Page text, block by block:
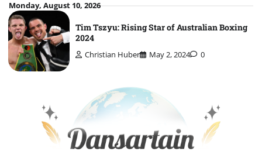
Skip
to
content
Monday, August 10, 2026
Tim Tszyu: Rising Star of Australian Boxing
2024
Christian Huber May 2, 2024 0